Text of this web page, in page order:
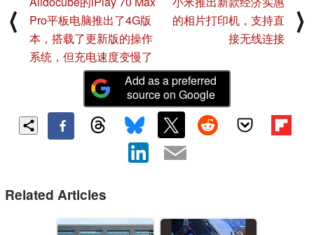
⟨
Pro平板电脑推出了4G版
本，搭载了更新版的操作
系统，但充电速度变慢了
的相片打印机，支持直
接无线连接
⟩
Add as a preferred
source on Google
Related Articles